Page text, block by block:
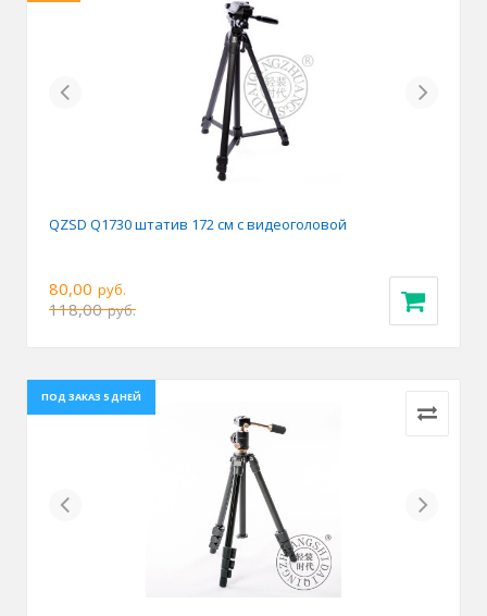
Previous Next
QZSD Q1730 штатив 172 см с видеоголовой
80,00 руб.
118,00 руб.
ПОД ЗАКАЗ 5 ДНЕЙ
Previous Next